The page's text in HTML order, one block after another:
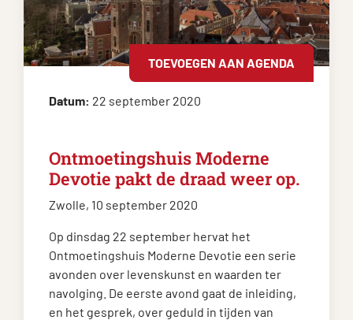
TOEVOEGEN AAN AGENDA
Datum: 22 september 2020
Ontmoetingshuis Moderne
Devotie pakt de draad weer op.
Zwolle, 10 september 2020
Op dinsdag 22 september hervat het
Ontmoetingshuis Moderne Devotie een serie
avonden over levenskunst en waarden ter
navolging. De eerste avond gaat de inleiding,
en het gesprek, over geduld in tijden van